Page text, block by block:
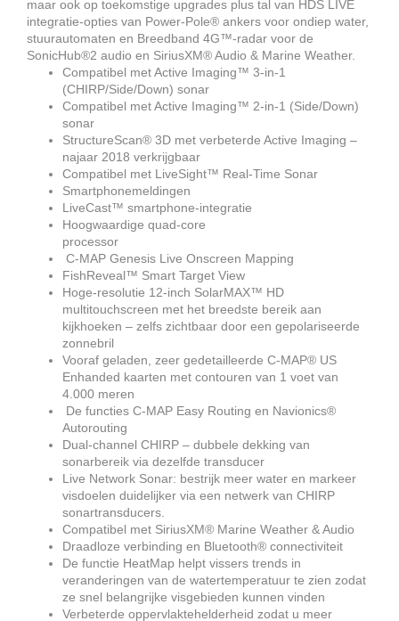
maar ook op toekomstige upgrades plus tal van HDS LIVE
integratie-opties van Power-Pole® ankers voor ondiep water,
stuurautomaten en Breedband 4G™-radar voor de
SonicHub®2 audio en SiriusXM® Audio & Marine Weather.
Compatibel met Active Imaging™ 3-in-1
(CHIRP/Side/Down) sonar
Compatibel met Active Imaging™ 2-in-1 (Side/Down)
sonar
StructureScan® 3D met verbeterde Active Imaging –
najaar 2018 verkrijgbaar
Compatibel met LiveSight™ Real-Time Sonar
Smartphonemeldingen
LiveCast™ smartphone-integratie
Hoogwaardige quad-core
processor
C-MAP Genesis Live Onscreen Mapping
FishReveal™ Smart Target View
Hoge-resolutie 12-inch SolarMAX™ HD
multitouchscreen met het breedste bereik aan
kijkhoeken – zelfs zichtbaar door een gepolariseerde
zonnebril
Vooraf geladen, zeer gedetailleerde C-MAP® US
Enhanded kaarten met contouren van 1 voet van
4.000 meren
De functies C-MAP Easy Routing en Navionics®
Autorouting
Dual-channel CHIRP – dubbele dekking van
sonarbereik via dezelfde transducer
Live Network Sonar: bestrijk meer water en markeer
visdoelen duidelijker via een netwerk van CHIRP
sonartransducers.
Compatibel met SiriusXM® Marine Weather & Audio
Draadloze verbinding en Bluetooth® connectiviteit
De functie HeatMap helpt vissers trends in
veranderingen van de watertemperatuur te zien zodat
ze snel belangrijke visgebieden kunnen vinden
Verbeterde oppervlaktehelderheid zodat u meer